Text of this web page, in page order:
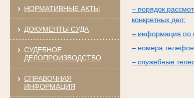
НОРМАТИВНЫЕ АКТЫ
ДОКУМЕНТЫ СУДА
СУДЕБНОЕ
ДЕЛОПРОИЗВОДСТВО
СПРАВОЧНАЯ
ИНФОРМАЦИЯ
– порядок
конкретных дел;
– информация по
– номера
– служебные